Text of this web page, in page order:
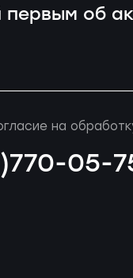
первым об
на
05-